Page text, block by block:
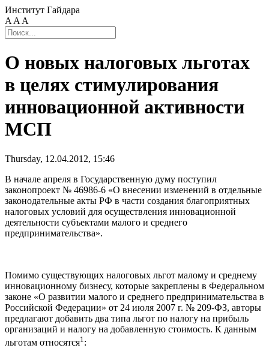
Институт Гайдара
A A A
О новых налоговых льготах
в целях стимулирования
инновационной активности
МСП
Thursday, 12.04.2012, 15:46
В начале апреля в Государственную думу поступил
законопроект № 46986-6 «О внесении изменений в отдельные
законодательные акты РФ в части создания благоприятных
налоговых условий для осуществления инновационной
деятельности субъектами малого и среднего
предпринимательства».
Помимо существующих налоговых льгот малому и среднему
инновационному бизнесу, которые закреплены в Федеральном
законе «О развитии малого и среднего предпринимательства в
Российской Федерации» от 24 июля 2007 г. № 209-ФЗ, авторы
предлагают добавить два типа льгот по налогу на прибыль
организаций и налогу на добавленную стоимость. К данным
льготам относятся1 :